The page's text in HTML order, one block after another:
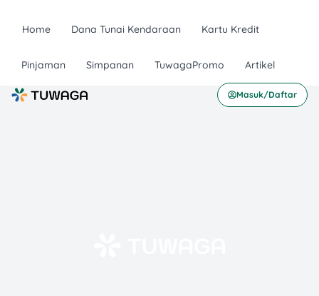
Home Dana Tunai Kendaraan Kartu Kredit
Pinjaman Simpanan TuwagaPromo Artikel
Masuk/Daftar